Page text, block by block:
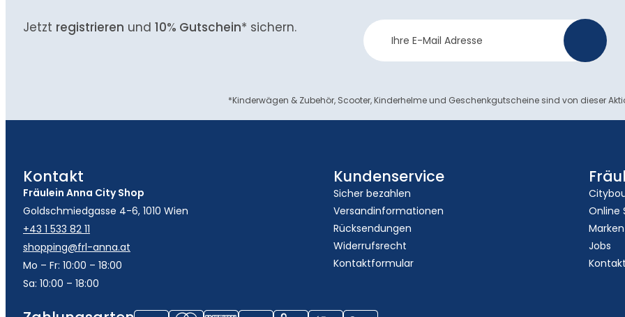
Jetzt registrieren und 10% Gutschein* sichern.
Newsletter
Anmeldung
*Kinderwägen & Zubehör, Scooter, Kinderhelme und Geschenkgutscheine sind von dieser
Kontakt
Fräulein Anna City Shop
Goldschmiedgasse 4-6, 1010 Wien
+43 1 533 82 11
shopping@frl-anna.at
Mo – Fr: 10:00 – 18:00
Sa: 10:00 – 18:00
Kundenservice
Sicher bezahlen
Versandinformationen
Rücksendungen
Widerrufsrecht
Kontaktformular
Online
Marken
Jobs